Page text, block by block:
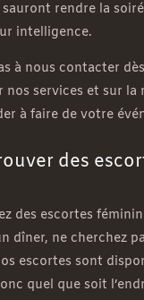
sauront rendre la
intelligence.
à nous contacter
nos services et sur
à faire de votre
des
des escortes
dîner, ne cherchez
escortes sont
quel que soit